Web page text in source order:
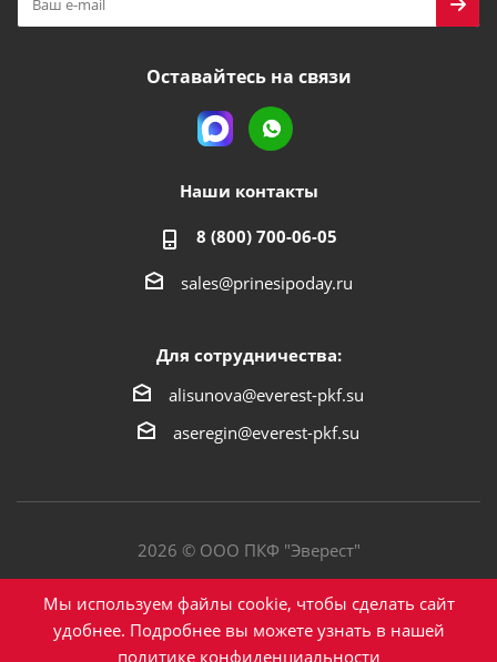
Оставайтесь на связи
Наши контакты
8 (800) 700-06-05
sales@prinesipoday.ru
Для сотрудничества:
alisunova@everest-pkf.su
aseregin@everest-pkf.su
2026 © ООО ПКФ "Эверест"
Политика конфиденциальности
Мы используем файлы cookie, чтобы сделать сайт
удобнее. Подробнее вы можете узнать в нашей
политике конфиденциальности